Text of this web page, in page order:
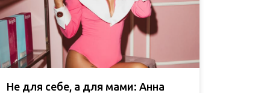
Не для себе, а для мами: Анна